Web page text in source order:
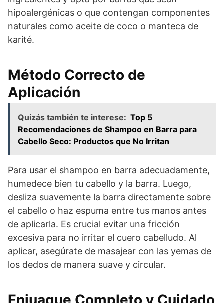
hipoalergénicas o que contengan componentes
naturales como aceite de coco o manteca de
karité.
Método Correcto de
Aplicación
Quizás también te interese: Top 5
Recomendaciones de Shampoo en Barra para
Cabello Seco: Productos que No Irritan
Para usar el shampoo en barra adecuadamente,
humedece bien tu cabello y la barra. Luego,
desliza suavemente la barra directamente sobre
el cabello o haz espuma entre tus manos antes
de aplicarla. Es crucial evitar una fricción
excesiva para no irritar el cuero cabelludo. Al
aplicar, asegúrate de masajear con las yemas de
los dedos de manera suave y circular.
Enjuague Completo y Cuidado